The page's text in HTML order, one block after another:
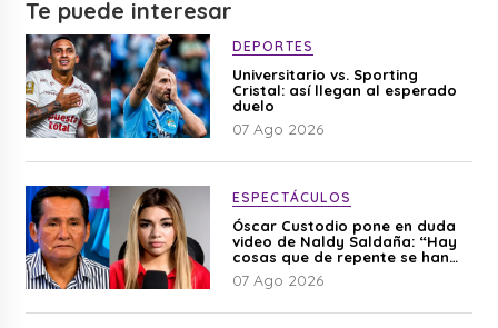
Te puede interesar
DEPORTES
Universitario vs. Sporting
Cristal: así llegan al esperado
duelo
07 Ago 2026
ESPECTÁCULOS
Óscar Custodio pone en duda
video de Naldy Saldaña: “Hay
cosas que de repente se han
editado”
07 Ago 2026